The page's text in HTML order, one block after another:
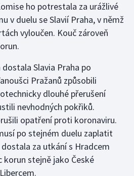
ho potrestala za urážlivé
v duelu se Slavií Praha, v němž
vyloučen. Kouč zároveň
Slavia Praha po
Pražanů způsobili
dlouhé přerušení
nevhodných pokřiků.
opatření proti koronaviru.
po stejném duelu zaplatit
za utkání s Hradcem
stejně jako České